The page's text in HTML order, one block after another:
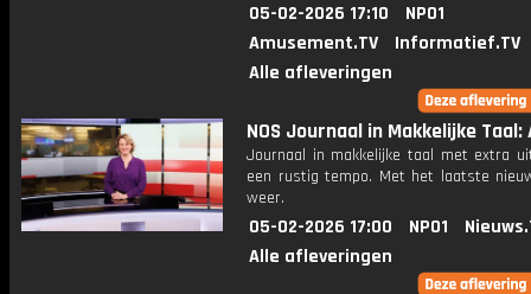
05-02-2026 17:10
NPO1
Amusement.TV
Informatief.TV
Alle afleveringen
NOS Journaal in Makkelijke
Journaal in makkelijke taal met extra
een rustig tempo. Met het laatste
weer.
05-02-2026 17:00 NPO1
Alle afleveringen